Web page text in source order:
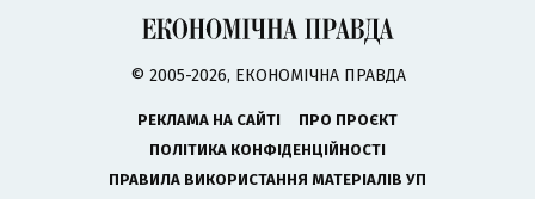
© 2005-2026, ЕКОНОМІЧНА ПРАВДА
РЕКЛАМА НА САЙТІ
ПРО ПРОЄКТ
ПОЛІТИКА КОНФІДЕНЦІЙНОСТІ
ПРАВИЛА ВИКОРИСТАННЯ МАТЕРІАЛІВ УП